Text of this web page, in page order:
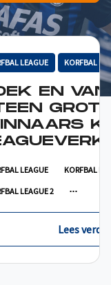
LEAGUE KORFBAL
EN VAN
LEAGUE KORFBAL
LEAGUE 2
Lees verder